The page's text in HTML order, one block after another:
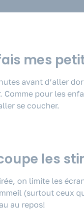
mes
avant d’aller
Comme pour les
se coucher.
les
on limite les
(surtout ceux
au repos!